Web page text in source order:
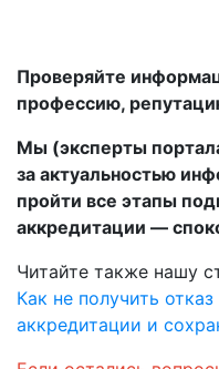
Проверяйте
профессию,
Мы (эксперты
за актуальностью
пройти все этапы
аккредитации —
Читайте также нашу
Как не получить
аккредитации и